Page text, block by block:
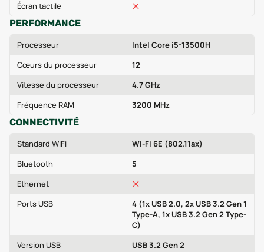
Écran tactile
PERFORMANCE
Processeur
Intel Core i5-13500H
Cœurs du processeur
12
Vitesse du processeur
4.7 GHz
Fréquence RAM
3200 MHz
CONNECTIVITÉ
Standard WiFi
Wi-Fi 6E (802.11ax)
Bluetooth
5
Ethernet
Ports USB
4 (1x USB 2.0, 2x USB 3.2 Gen 1
Type-A, 1x USB 3.2 Gen 2 Type-
C)
Version USB
USB 3.2 Gen 2